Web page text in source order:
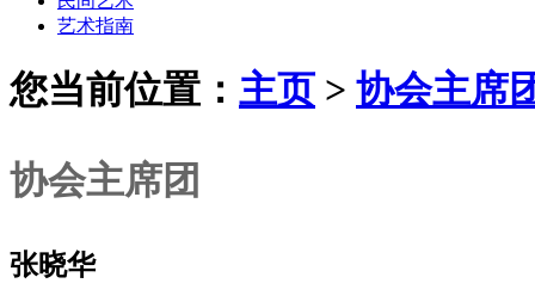
艺术指南
您当前位置： 主页 > 协会主席
协会主席团
张晓华